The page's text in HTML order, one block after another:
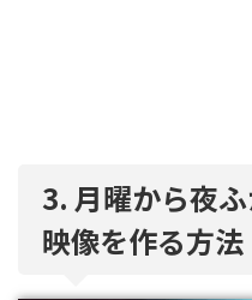
3. 月曜から夜
映像を作る方法